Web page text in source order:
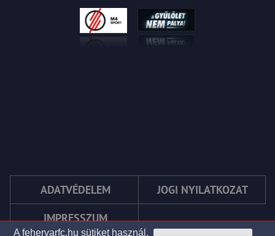
ADATVÉDELEM
JOGI NYILATKOZAT
IMPRESSZUM
A fehervarfc.hu sütiket használ.